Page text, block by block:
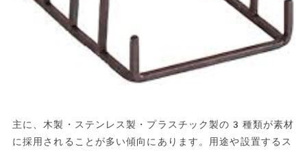
主に、木製・ステンレス製・プラスチック製の3種類が素材
に採用されることが多い傾向にあります。用途や設置するス